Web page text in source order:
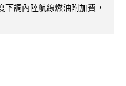
調內陸航線燃油附加費，